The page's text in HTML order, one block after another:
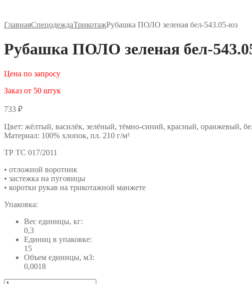
ГлавнаяСпецодеждаТрикотажРубашка ПОЛО зеленая бел-543.05-юз
Рубашка ПОЛО зеленая бел-
Цена по запросу
Заказ от 50 штук
733 ₽
Цвет: жёлтый, василёк, зелёный, тёмно-синий, красный, оранжевый,
Материал: 100% хлопок, пл. 210 г/м²
ТР ТС 017/2011
• отложной воротник
• застежка на пуговицы
• коротки рукав на трикотажной манжете
Упаковка:
Вес единицы, кг:
0,3
Единиц в упаковке:
15
Объем единицы, м3:
0,0018